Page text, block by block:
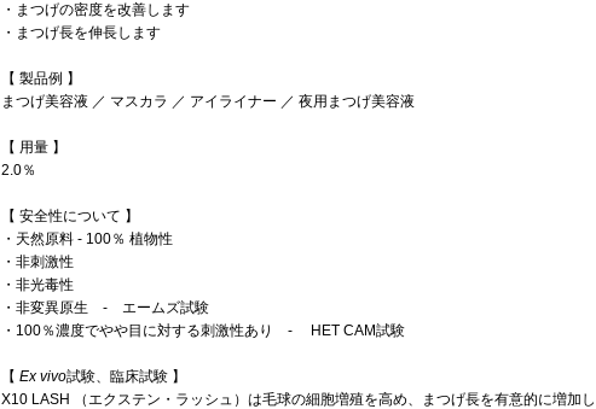
・まつげの密度を改善します
・まつげ長を伸長します
【 製品例 】
まつげ美容液 ／ マスカラ ／ アイライナー ／ 夜用まつげ美容液
【 用量 】
2.0％
【 安全性について 】
・天然原料 - 100％ 植物性
・非刺激性
・非光毒性
・非変異原生 - エームズ試験
・100％濃度でやや目に対する刺激性あり - HET CAM試験
【 Ex vivo試験、臨床試験 】
X10 LASH （エクステン・ラッシュ）は毛球の細胞増殖を高め、まつげ長を有意的に増加し